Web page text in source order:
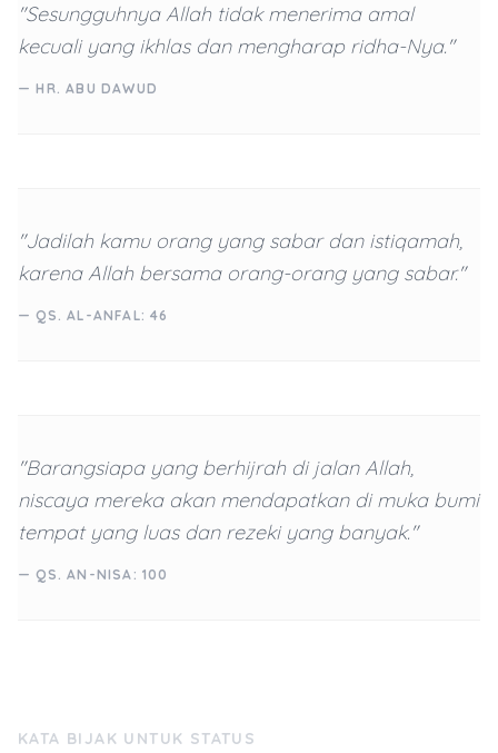
"Sesungguhnya Allah tidak menerima amal
kecuali yang ikhlas dan mengharap ridha-Nya."
— HR. ABU DAWUD
"Jadilah kamu orang yang sabar dan istiqamah,
karena Allah bersama orang-orang yang sabar."
— QS. AL-ANFAL: 46
"Barangsiapa yang berhijrah di jalan Allah,
niscaya mereka akan mendapatkan di muka bumi
tempat yang luas dan rezeki yang banyak."
— QS. AN-NISA: 100
KATA BIJAK UNTUK STATUS